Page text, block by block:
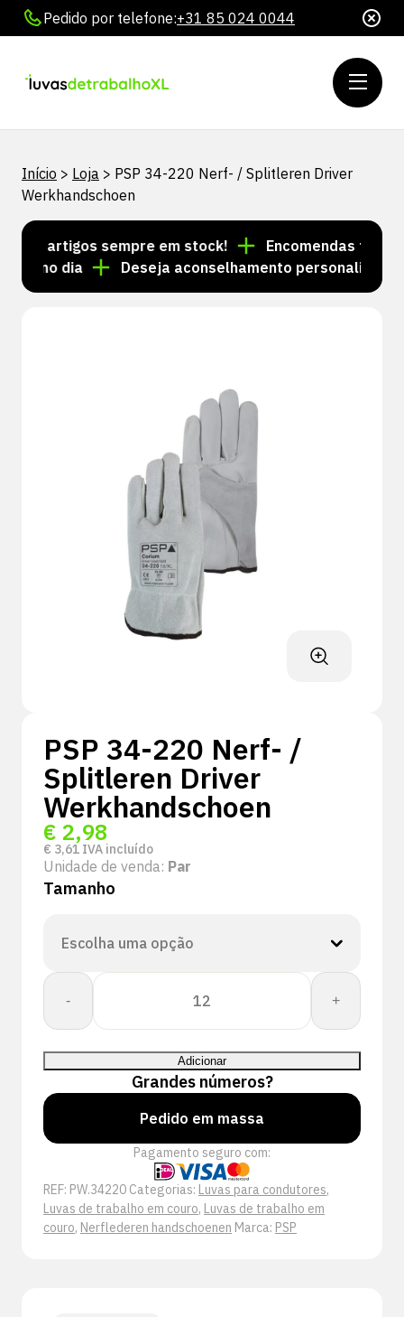
Pedido por telefone:+31 85 024 0044
Início > Loja > PSP 34-220 Nerf- / Splitleren Driver
Werkhandschoen
artigos sempre em stock!
Encomendas feitas
dia
Deseja aconselhamento personalizado?
PSP 34-220 Nerf- /
Splitleren Driver
Werkhandschoen
€ 2,98
€ 3,61 IVA incluído
Unidade de venda: Par
Tamanho
-
Quantidade
PSP
220
Nerf-
/
Splitleren
Werkhandschoen
+
Adicionar
Grandes números?
Pedido em massa
Pagamento seguro com:
REF: PW.34220 Categorias: Luvas para condutores,
Luvas de trabalho em couro, Luvas de trabalho em
couro, Nerflederen handschoenen Marca: PSP